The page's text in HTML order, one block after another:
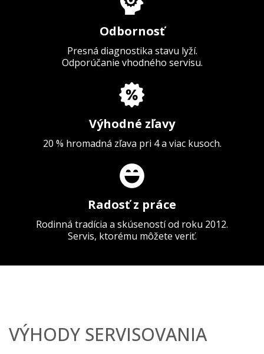
Odbornosť
Presná diagnostika stavu lyží.
Odporúčanie vhodného servisu.
Výhodné zľavy
20 % hromadná zľava pri 4 a viac kusoch.
Radosť z práce
Rodinná tradícia a skúseností od roku 2012.
Servis, ktorému môžete veriť.
VÝHODY SERVISOVANIA